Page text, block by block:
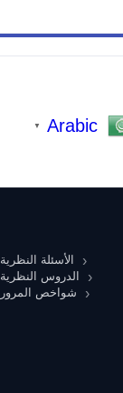
Arabic
▼
الأسئلة النظرية
الدروس النظرية
شواخص المرور